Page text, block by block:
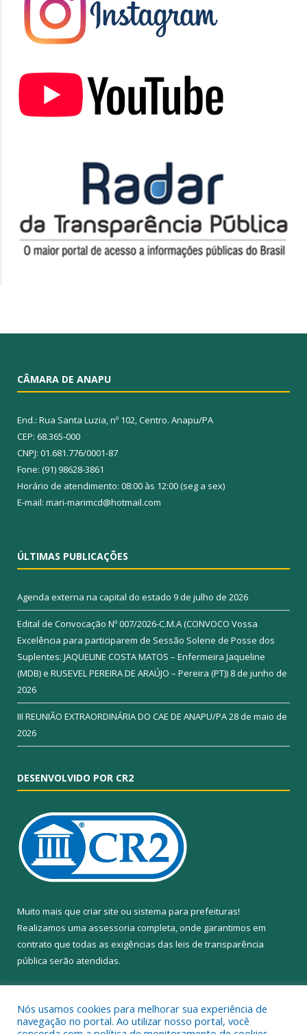
CÂMARA DE ANAPU
End.: Rua Santa Luzia, nº 102, Centro. Anapu/PA
CEP: 68.365-000
CNPJ: 01.681.776/0001-87
Fone: (91) 98628-3861
Horário de atendimento: 08:00 às 12:00 (seg a sex)
E-mail: mari-marimcd@hotmail.com
ÚLTIMAS PUBLICAÇÕES
Agenda externa na capital do estado 9 de julho de 2026
Edital de Convocação Nº 007/2026-C.M.A (CONVOCO Vossa
Excelência para participarem de Sessão Solene de Posse dos
Suplentes: JAQUELINE COSTA MATOS – Enfermeira Jaqueline
(MDB) e RUSEVEL PEREIRA DE ARAÚJO – Pereira (PT)) 8 de junho de
2026
III REUNIÃO EXTRAORDINÁRIA DO CAE DE ANAPU/PA28 de maio de
2026
DESENVOLVIDO POR CR2
Muito mais que criar site ou sistema para prefeituras!
Realizamos uma assessoria completa, onde garantimos em
contrato que todas as exigências das leis de transparência
pública serão atendidas.
Nós usamos cookies para melhorar sua experiência de
navegação no portal. Ao utilizar nosso portal, você